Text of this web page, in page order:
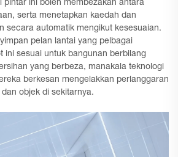
pintar ini boleh membezakan antara
serta menetapkan kaedah dan
secara automatik mengikut kesesuaian.
pelan lantai yang pelbagai
ini sesuai untuk bangunan berbilang
yang berbeza, manakala teknologi
berkesan mengelakkan perlanggaran
objek di sekitarnya.